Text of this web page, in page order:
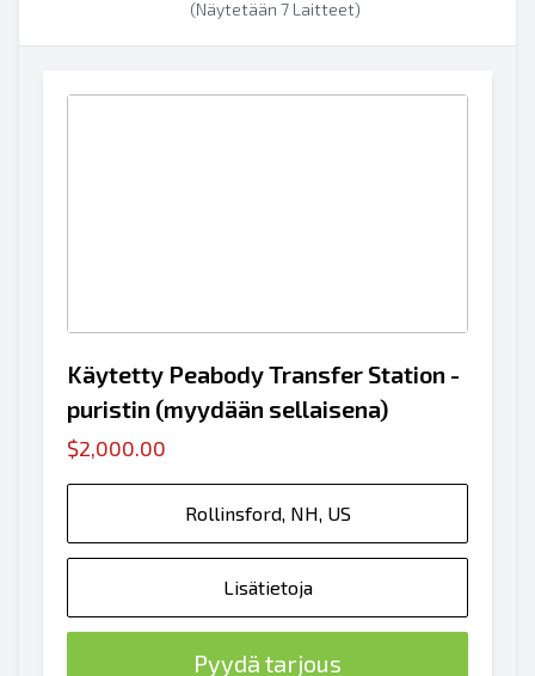
(Näytetään 7 Laitteet)
Käytetty Peabody Transfer Station -
puristin (myydään sellaisena)
$2,000.00
Rollinsford, NH, US
Lisätietoja
Pyydä tarjous